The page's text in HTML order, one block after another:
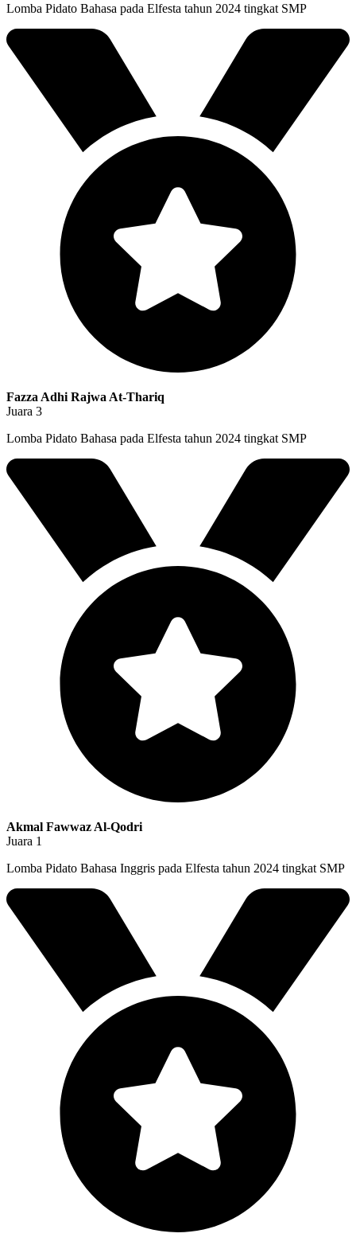
Lomba Pidato Bahasa pada Elfesta tahun 2024 tingkat SMP
Fazza Adhi Rajwa At-Thariq
Juara 3
Lomba Pidato Bahasa pada Elfesta tahun 2024 tingkat SMP
Akmal Fawwaz Al-Qodri
Juara 1
Lomba Pidato Bahasa Inggris pada Elfesta tahun 2024 tingkat SMP